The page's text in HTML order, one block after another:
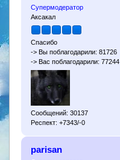
Супермодератор
Аксакал
Спасибо
-> Вы поблагодарили: 81726
-> Вас поблагодарили: 77244
Сообщений: 30137
Респект: +7343/-0
parisan